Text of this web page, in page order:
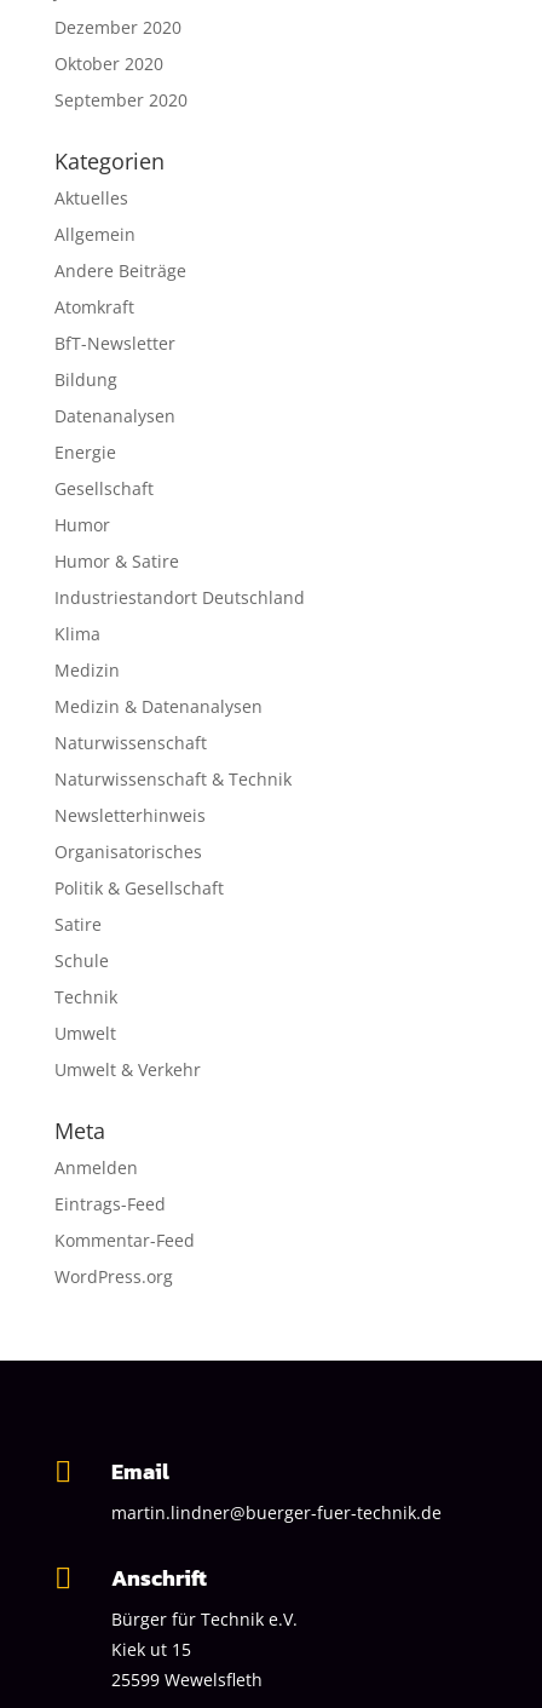
Dezember 2020
Oktober 2020
September 2020
Kategorien
Aktuelles
Allgemein
Andere Beiträge
Atomkraft
BfT-Newsletter
Bildung
Datenanalysen
Energie
Gesellschaft
Humor
Humor & Satire
Industriestandort Deutschland
Klima
Medizin
Medizin & Datenanalysen
Naturwissenschaft
Naturwissenschaft & Technik
Newsletterhinweis
Organisatorisches
Politik & Gesellschaft
Satire
Schule
Technik
Umwelt
Umwelt & Verkehr
Meta
Anmelden
Eintrags-Feed
Kommentar-Feed
WordPress.org
 Email
martin.lindner@buerger-fuer-technik.de
 Anschrift
Bürger für Technike.V.
Kiek ut 15
25599 Wewelsfleth